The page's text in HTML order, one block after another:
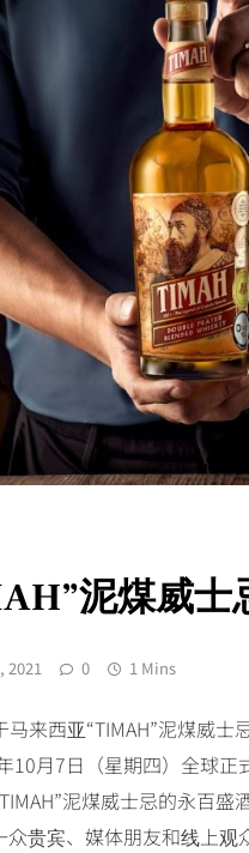
泥煤威
2021 0 1 Mins
来西亚“TIMAH”泥煤威
月7日（星期四）全球正
泥煤威士忌的永百
贵宾、媒体朋友和线上观